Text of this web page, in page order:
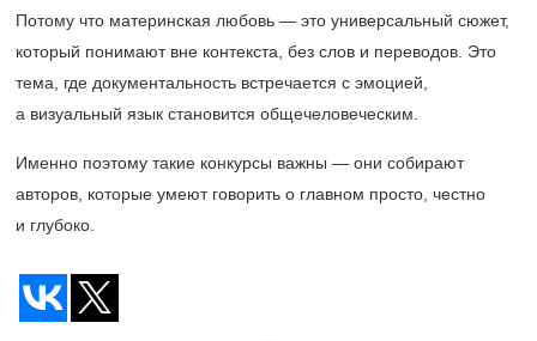
Потому что материнская любовь — это универсальный сюжет,
который понимают вне контекста, без слов и переводов. Это
тема, где документальность встречается с эмоцией,
а визуальный язык становится общечеловеческим.
Именно поэтому такие конкурсы важны — они собирают
авторов, которые умеют говорить о главном просто, честно
и глубоко.